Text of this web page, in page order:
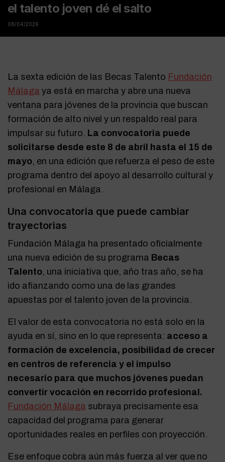
el talento joven dé el salto
08/04/2026
La sexta edición de las Becas Talento Fundación
Málaga ya está en marcha y abre una nueva
ventana para jóvenes de la provincia que buscan
formación de alto nivel y un respaldo real para
impulsar su futuro. La convocatoria puede
solicitarse desde este 8 de abril hasta el 15 de
mayo, en una edición que refuerza el peso de este
programa dentro del apoyo al desarrollo cultural y
profesional en Málaga.
Una convocatoria que puede cambiar
trayectorias
Fundación Málaga ha presentado oficialmente
una nueva edición de su programa Becas
Talento, una iniciativa que, año tras año, se ha
ido afianzando como una de las grandes
apuestas por el talento joven de la provincia.
El valor de esta convocatoria no está solo en la
ayuda en sí, sino en lo que representa: acceso a
formación de excelencia, posibilidad de crecer
en centros de referencia y el impulso
necesario para que muchos jóvenes puedan
convertir vocación en recorrido profesional.
Fundación Málaga subraya precisamente esa
capacidad del programa para generar
oportunidades reales en perfiles con proyección.
Ese enfoque cobra aún más fuerza al ver que no